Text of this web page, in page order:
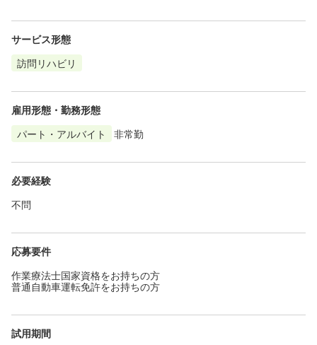
サービス形態
訪問リハビリ
雇用形態・勤務形態
パート・アルバイト
非常勤
必要経験
不問
応募要件
作業療法士国家資格をお持ちの方
普通自動車運転免許をお持ちの方
試用期間